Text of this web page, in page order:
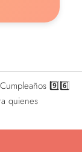
9️⃣6️⃣
quienes